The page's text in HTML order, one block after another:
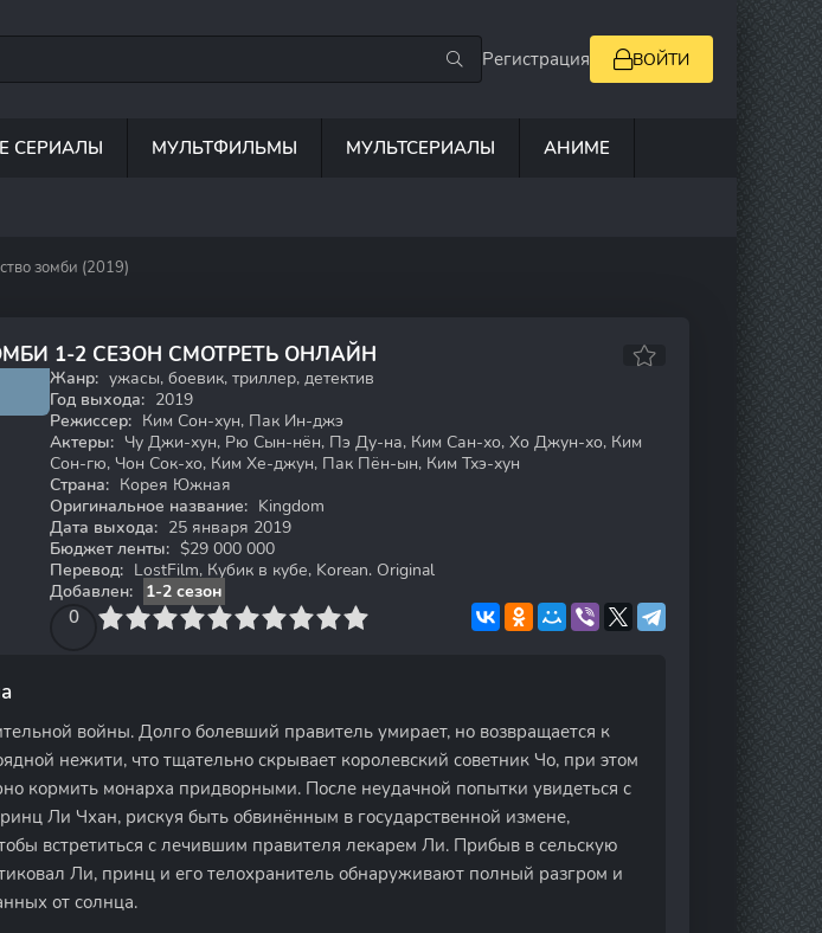
Регистрация ВОЙТИ
СЕРИАЛЫ МУЛЬТФИЛЬМЫ МУЛЬТСЕРИАЛЫ АНИМЕ
зомби (2019)
1-2 СЕЗОН СМОТРЕТЬ ОНЛАЙН
Жанр: ужасы, боевик, триллер, детектив
Год выхода: 2019
Режиссер: Ким Сон-хун, Пак Ин-джэ
Актеры: Чу Джи-хун, Рю Сын-нён, Пэ Ду-на, Ким Сан-хо, Хо Джун-хо, Ким
Сон-гю, Чон Сок-хо, Ким Хе-джун, Пак Пён-ын, Ким Тхэ-хун
Страна: Корея Южная
Оригинальное название: Kingdom
Дата выхода: 25 января 2019
Бюджет ленты: $29 000 000
Перевод: LostFilm, Кубик в кубе, Korean. Original
Добавлен:
1-2 сезон
0
4 6 7 8 9 10
войны. Долго болевший правитель умирает, но возвращается к
нежити, что тщательно скрывает королевский советник Чо, при этом
кормить монарха придворными. После неудачной попытки увидеться с
Ли Чхан, рискуя быть обвинённым в государственной измене,
встретиться с лечившим правителя лекарем Ли. Прибыв в сельскую
Ли, принц и его телохранитель обнаруживают полный разгром и
от солнца.